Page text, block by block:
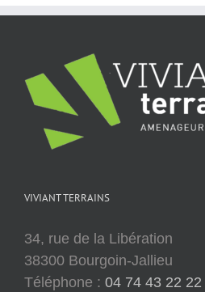
VIVIANT TERRAINS
34, rue de la Libération
38300 Bourgoin-Jallieu
Téléphone : 04 74 43 22 22